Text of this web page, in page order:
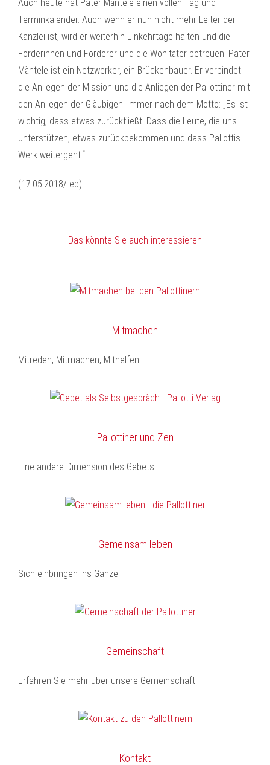
Auch heute hat Pater Mäntele einen vollen Tag und
Terminkalender. Auch wenn er nun nicht mehr Leiter der
Kanzlei ist, wird er weiterhin Einkehrtage halten und die
Förderinnen und Förderer und die Wohltäter betreuen. Pater
Mäntele ist ein Netzwerker, ein Brückenbauer. Er verbindet
die Anliegen der Mission und die Anliegen der Pallottiner mit
den Anliegen der Gläubigen. Immer nach dem Motto: „Es ist
wichtig, dass etwas zurückfließt. Dass die Leute, die uns
unterstützen, etwas zurückbekommen und dass Pallottis
Werk weitergeht.“
(17.05.2018/ eb)
Das könnte Sie auch interessieren
Mitmachen
Mitreden, Mitmachen, Mithelfen!
Pallottiner und Zen
Eine andere Dimension des Gebets
Gemeinsam leben
Sich einbringen ins Ganze
Gemeinschaft
Erfahren Sie mehr über unsere Gemeinschaft
Kontakt